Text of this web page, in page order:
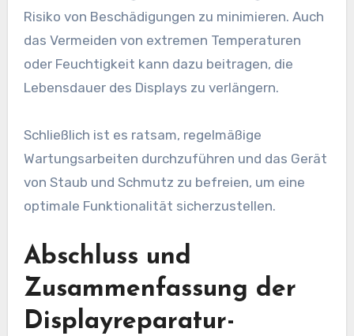
Risiko von Beschädigungen zu minimieren. Auch
das Vermeiden von extremen Temperaturen
oder Feuchtigkeit kann dazu beitragen, die
Lebensdauer des Displays zu verlängern.
Schließlich ist es ratsam, regelmäßige
Wartungsarbeiten durchzuführen und das Gerät
von Staub und Schmutz zu befreien, um eine
optimale Funktionalität sicherzustellen.
Abschluss und
Zusammenfassung der
Displayreparatur-